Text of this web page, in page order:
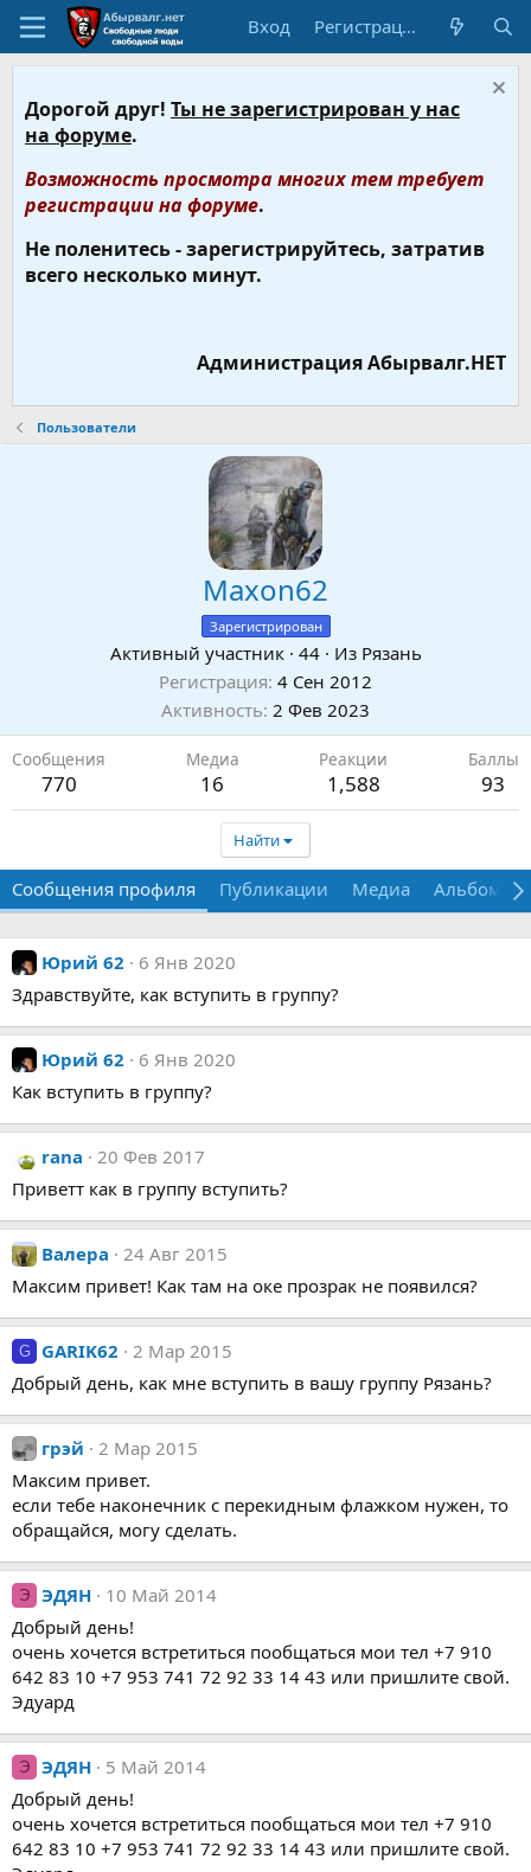
Вход Регистрация
Дорогой друг! Ты не зарегистрирован у нас
на форуме.
Возможность просмотра многих тем требует
регистрации на форуме.
Не поленитесь - зарегистрируйтесь, затратив
всего несколько минут.
Администрация Абырвалг.НЕТ
Пользователи
Maxon62
Зарегистрирован
Активный участник · 44 · Из Рязань
Регистрация 4 Сен 2012
Активность 2 Фев 2023
Сообщения
770
Медиа
16
Реакции
1,588
Баллы
93
Найти
Сообщения профиля Публикации Медиа Альбомы
Юрий 62
6 Янв 2020
Здравствуйте, как вступить в группу?
Юрий 62
6 Янв 2020
Как вступить в группу?
rana
20 Фев 2017
Приветт как в группу вступить?
Валера
24 Авг 2015
Максим привет! Как там на оке прозрак не появился?
G GARIK62
2 Мар 2015
Добрый день, как мне вступить в вашу группу Рязань?
грэй
2 Мар 2015
Максим привет.
если тебе наконечник с перекидным флажком нужен, то
обращайся, могу сделать.
Э ЭДЯН
10 Май 2014
Добрый день!
очень хочется встретиться пообщаться мои тел +7 910
642 83 10 +7 953 741 72 92 33 14 43 или пришлите свой.
Эдуард
Э ЭДЯН
5 Май 2014
Добрый день!
очень хочется встретиться пообщаться мои тел +7 910
642 83 10 +7 953 741 72 92 33 14 43 или пришлите свой.